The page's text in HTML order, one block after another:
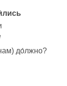
до́лжно?